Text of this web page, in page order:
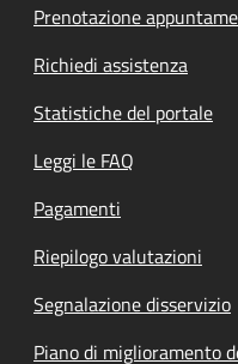
Prenotazione
Richiedi assistenza
Statistiche del portale
Leggi le FAQ
Pagamenti
Riepilogo valutazioni
Segnalazione disservizio
Piano di miglioramento